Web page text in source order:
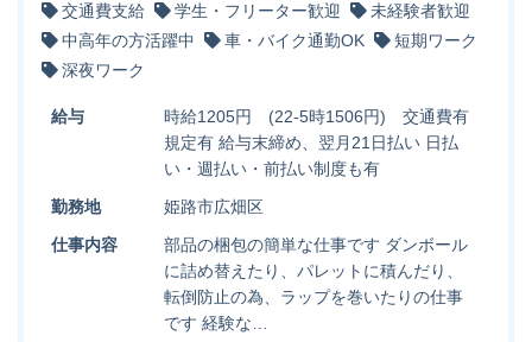
交通費支給
学生・フリーター歓迎
未経験者歓迎
中高年の方活躍中
車・バイク通勤OK
短期ワーク
深夜ワーク
給与
時給1205円 (22-5時1506円) 交通費有
規定有 給与末締め、翌月21日払い 日払
い・週払い・前払い制度も有
勤務地
姫路市広畑区
仕事内容
部品の梱包の簡単な仕事です ダンボール
に詰め替えたり、パレットに積んだり、
転倒防止の為、ラップを巻いたりの仕事
です 経験な…